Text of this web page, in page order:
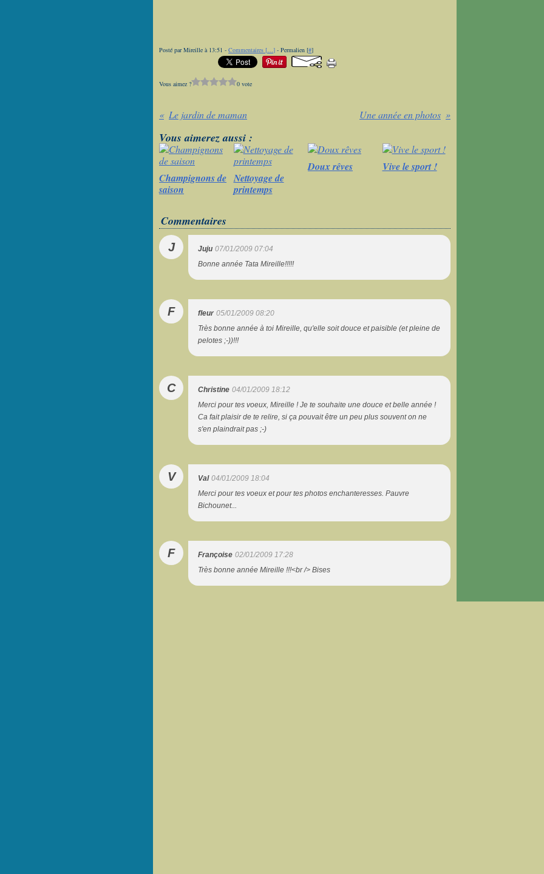
Posté par Mireille à 13:51 - Commentaires […] - Permalien [#]
Vous aimez ? 0 vote
Le jardin de maman Une année en photos
Vous aimerez aussi :
Champignons de
saison
Nettoyage de
printemps
Doux rêves Vive le sport !
Commentaires
J Juju 07/01/2009 07:04
Bonne année Tata Mireille!!!!!
F fleur 05/01/2009 08:20
Très bonne année à toi Mireille, qu'elle soit douce et paisible (et pleine de
pelotes ;-))!!!
C Christine 04/01/2009 18:12
Merci pour tes voeux, Mireille ! Je te souhaite une douce et belle année !
Ca fait plaisir de te relire, si ça pouvait être un peu plus souvent on ne
s'en plaindrait pas ;-)
V Val 04/01/2009 18:04
Merci pour tes voeux et pour tes photos enchanteresses. Pauvre
Bichounet...
F Françoise 02/01/2009 17:28
Très bonne année Mireille !!!<br /> Bises